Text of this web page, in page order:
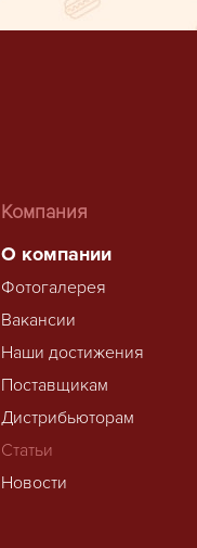
Компания
О компании
Фотогалерея
Вакансии
Наши достижения
Поставщикам
Дистрибьюторам
Статьи
Новости